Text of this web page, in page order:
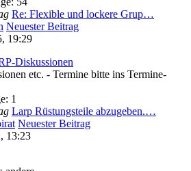
Re: Flexible und lockere Grup…
Neuester Beitrag
19:29
Diskussionen
etc. - Termine bitte ins Termine-
: 1
Larp Rüstungsteile abzugeben.…
Neuester Beitrag
13:23